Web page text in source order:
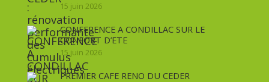
15 juin 2026
CONFERENCE A CONDILLAC SUR LE
CONFORT D’ETE
15 juin 2026
PREMIER CAFE RENO DU CEDER